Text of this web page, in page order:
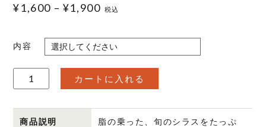
¥1,600 – ¥1,900 税込
内容
ら
と
カートに入れる
商品説明
脂の乗った、旬のシラスをたっぷ